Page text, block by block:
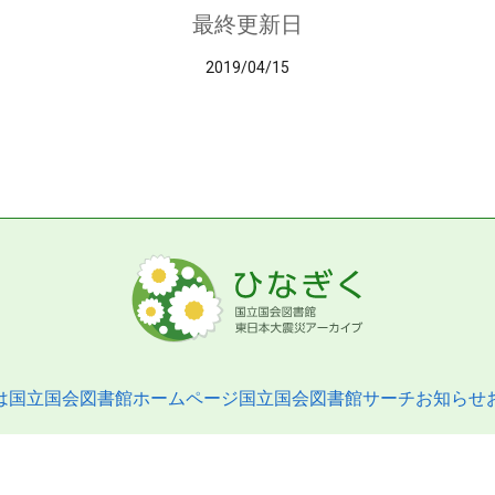
最終更新日
2019/04/15
国立国会図書館ホームページ国立国会図書館サーチお知らせ